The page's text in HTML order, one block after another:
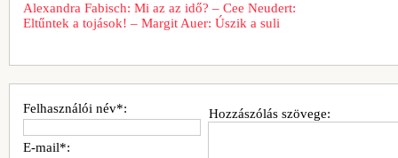
Alexandra Fabisch: Mi az az idő? – Cee Neudert:
Eltűntek a tojások! – Margit Auer: Úszik a suli
Hozzászólás szövege:
Felhasználói név*:
E-mail*: